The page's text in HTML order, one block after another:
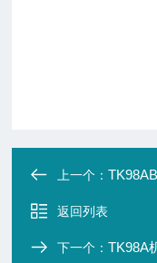
上一个：
返回列表
下一个：TK98A